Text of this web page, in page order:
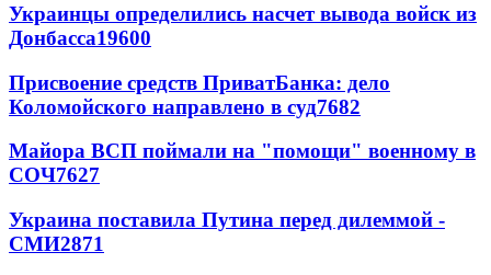
Украинцы определились насчет вывода войск из
Донбасса19600
Присвоение средств ПриватБанка: дело
Коломойского направлено в суд7682
Майора ВСП поймали на "помощи" военному в
СОЧ7627
Украина поставила Путина перед дилеммой -
СМИ2871